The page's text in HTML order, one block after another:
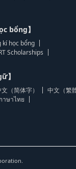
bổng】
kí học bổng
Scholarships
】
（简体字） 中文（繁
าษาไทย